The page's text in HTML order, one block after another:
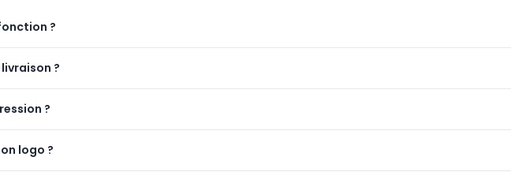
?
?
?
logo ?